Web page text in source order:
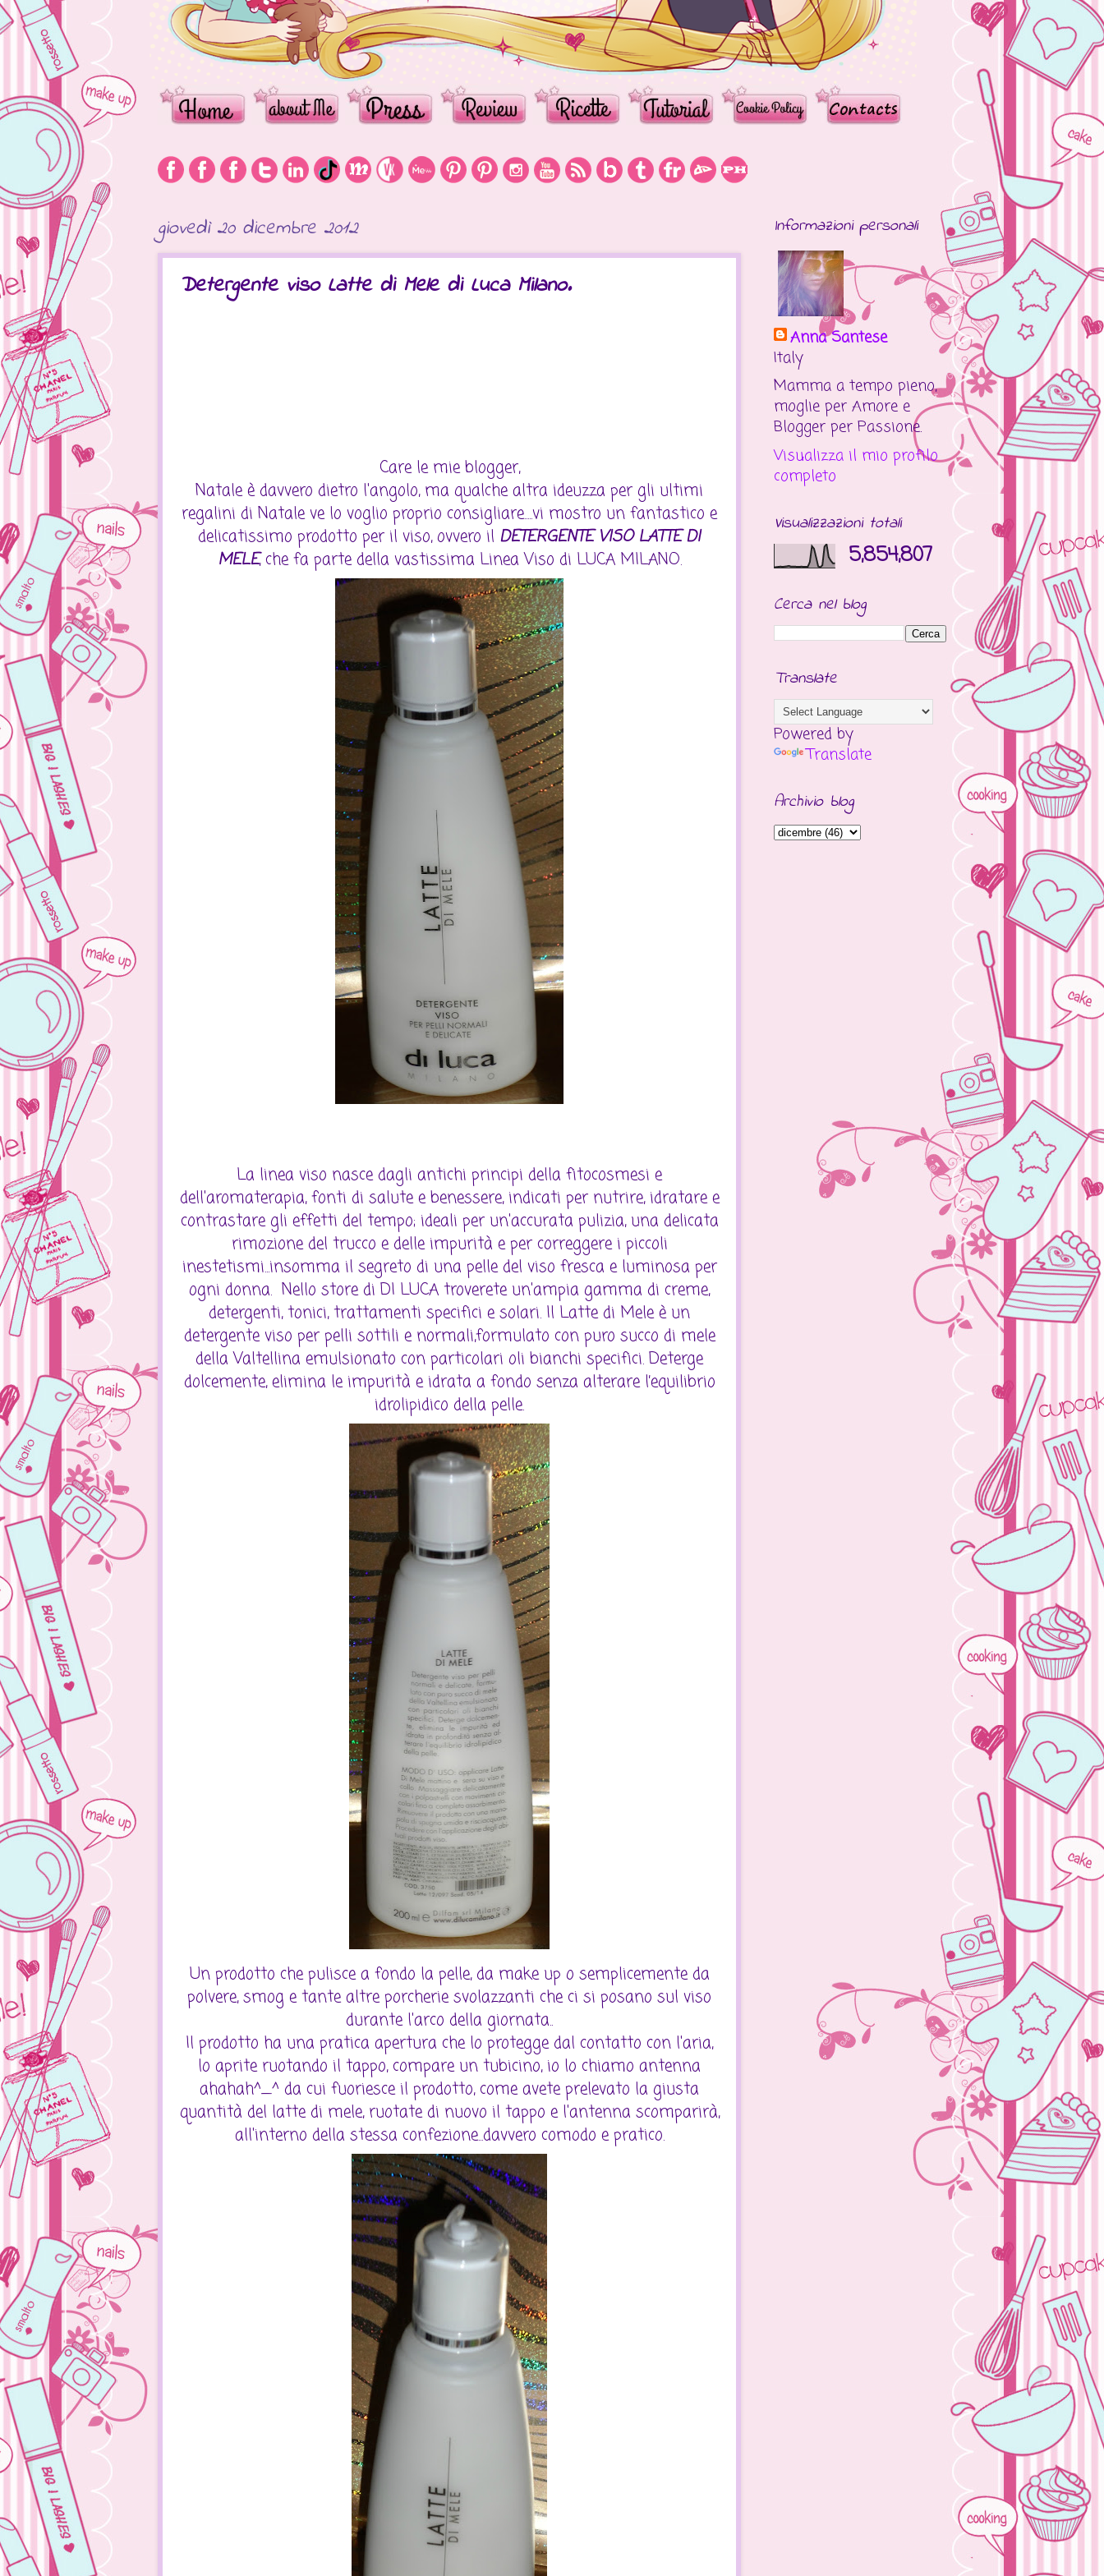
giovedì 20 dicembre 2012
Detergente viso Latte di Mele di Luca Milano.
Care le mie blogger,
Natale è davvero dietro l'angolo, ma qualche altra ideuzza per gli ultimi
regalini di Natale ve lo voglio proprio consigliare.....vi mostro un fantastico e
delicatissimo prodotto per il viso, ovvero il DETERGENTE VISO LATTE DI
MELE, che fa parte della vastissima Linea Viso di LUCA MILANO.
La linea viso nasce dagli antichi principi della fitocosmesi e
dell'aromaterapia, fonti di salute e benessere, indicati per nutrire, idratare e
contrastare gli effetti del tempo; ideali per un'accurata pulizia, una delicata
rimozione del trucco e delle impurità e per correggere i piccoli
inestetismi...insomma il segreto di una pelle del viso fresca e luminosa per
ogni donna. Nello store di DI LUCA troverete un'ampia gamma di creme,
detergenti, tonici, trattamenti specifici e solari. Il Latte di Mele è un
detergente viso per pelli sottili e normali,formulato con puro succo di mele
della Valtellina emulsionato con particolari oli bianchi specifici. Deterge
dolcemente, elimina le impurità e idrata a fondo senza alterare l’equilibrio
idrolipidico della pelle.
Un prodotto che pulisce a fondo la pelle, da make up o semplicemente da
polvere, smog e tante altre porcherie svolazzanti che ci si posano sul viso
durante l'arco della giornata..
Il prodotto ha una pratica apertura che lo protegge dal contatto con l'aria,
lo aprite ruotando il tappo, compare un tubicino, io lo chiamo antenna
ahahah^_^ da cui fuoriesce il prodotto, come avete prelevato la giusta
quantità del latte di mele, ruotate di nuovo il tappo e l'antenna scomparirà,
all'interno della stessa confezione...davvero comodo e pratico.
Informazioni personali
Anna Santese
Italy
Mamma a tempo pieno,
moglie per Amore e
Blogger per Passione.
Visualizza il mio profilo
completo
Visualizzazioni totali
5,854,807
Cerca nel blog
Translate
Powered by
Translate
Archivio blog